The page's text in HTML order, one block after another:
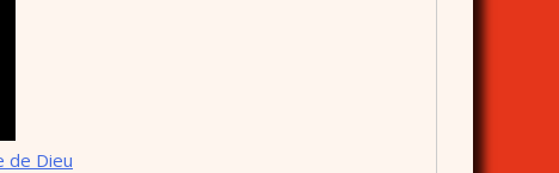
de Dieu